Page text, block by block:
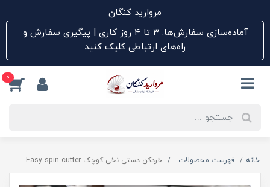
مروارید کنگان
آماده‌سازی سفارش‌ها: ۳ تا ۴ روز کاری | پیگیری سفارش و
راه‌های ارتباطی کلیک کنید
0
خانه فهرست محصولات خردکن دستی نخی کوچک Easy spin cutter